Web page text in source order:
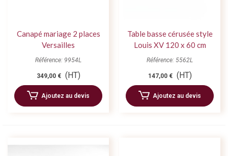
Canapé mariage 2 places
Versailles
Référence: 9954L
349,00 € (HT)
Ajoutez au devis
Table basse cérusée style
Louis XV 120 x 60 cm
Référence: 5562L
147,00 € (HT)
Ajoutez au devis